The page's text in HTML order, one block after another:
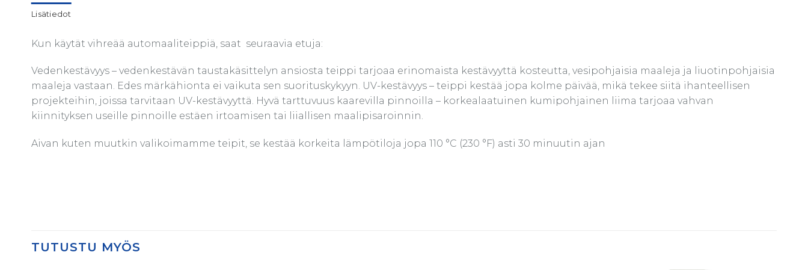
Lisätiedot
Kun käytät vihreää automaaliteippiä, saat seuraavia etuja:
Vedenkestävyys – vedenkestävän taustakäsittelyn ansiosta teippi tarjoaa erinomaista kestävyyttä kosteutta, vesipohjaisia maaleja ja liuotinpohjaisia
maaleja vastaan. Edes märkähionta ei vaikuta sen suorituskykyyn. UV-kestävyys – teippi kestää jopa kolme päivää, mikä tekee siitä ihanteellisen
projekteihin, joissa tarvitaan UV-kestävyyttä. Hyvä tarttuvuus kaarevilla pinnoilla – korkealaatuinen kumipohjainen liima tarjoaa vahvan
kiinnityksen useille pinnoille estäen irtoamisen tai liiallisen maalipisaroinnin.
Aivan kuten muutkin valikoimamme teipit, se kestää korkeita lämpötiloja jopa 110 °C (230 °F) asti 30 minuutin ajan
TUTUSTU MYÖS